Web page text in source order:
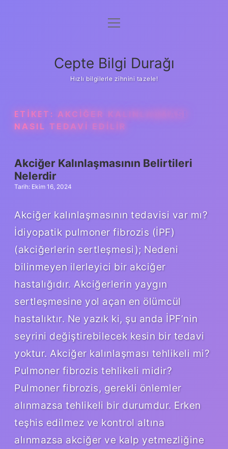
Anasayfa
Yasal Uyarı
menüyü
Cepte Bilgi Durağı
Hızlı bilgilerle zihnini tazele!
ETIKET: AKCIĞER KALINLAŞMASI
NASIL TEDAVI EDILIR
Akciğer Kalınlaşmasının Belirtileri
Nelerdir
Tarih: Ekim 16, 2024
Akciğer kalınlaşmasının tedavisi var mı?
İdiyopatik pulmoner fibrozis (İPF)
(akciğerlerin sertleşmesi); Nedeni
bilinmeyen ilerleyici bir akciğer
hastalığıdır. Akciğerlerin yaygın
sertleşmesine yol açan en ölümcül
hastalıktır. Ne yazık ki, şu anda İPF’nin
seyrini değiştirebilecek kesin bir tedavi
yoktur. Akciğer kalınlaşması tehlikeli mi?
Pulmoner fibrozis tehlikeli midir?
Pulmoner fibrozis, gerekli önlemler
alınmazsa tehlikeli bir durumdur. Erken
teşhis edilmez ve kontrol altına
alınmazsa akciğer ve kalp yetmezliğine